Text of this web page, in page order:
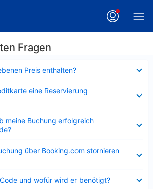
Fragen
Preis enthalten?
eine Reservierung
meine Buchung erfolgreich
über Booking.com stornieren
und wofür wird er benötigt?